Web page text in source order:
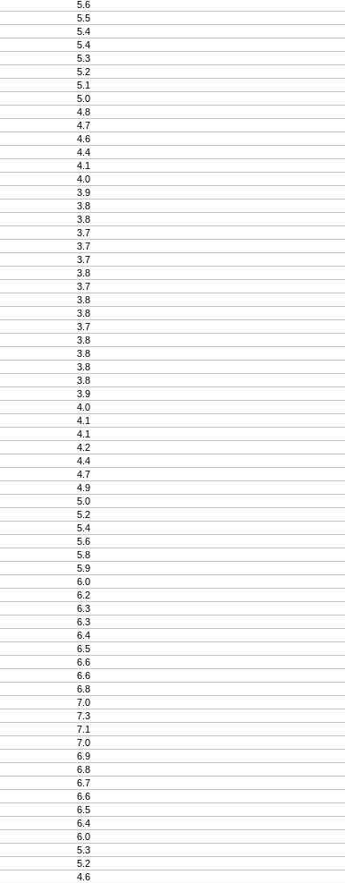
5.6
5.5
5.4
5.4
5.3
5.2
5.1
5.0
4.8
4.7
4.6
4.4
4.1
4.0
3.9
3.8
3.8
3.7
3.7
3.7
3.8
3.7
3.8
3.8
3.7
3.8
3.8
3.8
3.8
3.9
4.0
4.1
4.1
4.2
4.4
4.7
4.9
5.0
5.2
5.4
5.6
5.8
5.9
6.0
6.2
6.3
6.3
6.4
6.5
6.6
6.6
6.8
7.0
7.3
7.1
7.0
6.9
6.8
6.7
6.6
6.5
6.4
6.0
5.3
5.2
4.6